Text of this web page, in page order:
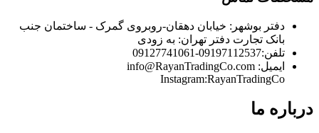
دفتر بوشهر: خیابان دهقان-روبروی گمرک - ساختمان جنب
بانک تجارت دفتر تهران: به زودی
تلفن:09197112537-09127741061
ایمیل: info@RayanTradingCo.com
Instagram:RayanTradingCo
درباره ما